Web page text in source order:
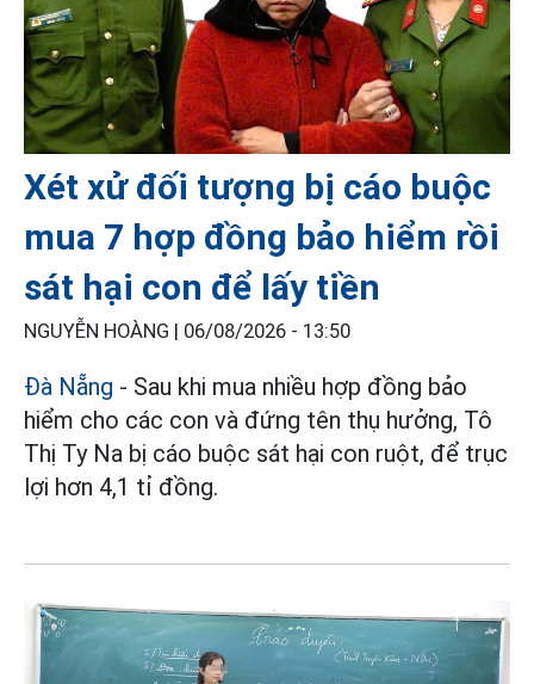
Xét xử đối tượng bị cáo buộc
mua 7 hợp đồng bảo hiểm rồi
sát hại con để lấy tiền
NGUYỄN HOÀNG | 06/08/2026 - 13:50
Đà Nẵng - Sau khi mua nhiều hợp đồng bảo
hiểm cho các con và đứng tên thụ hưởng, Tô
Thị Ty Na bị cáo buộc sát hại con ruột, để trục
lợi hơn 4,1 tỉ đồng.